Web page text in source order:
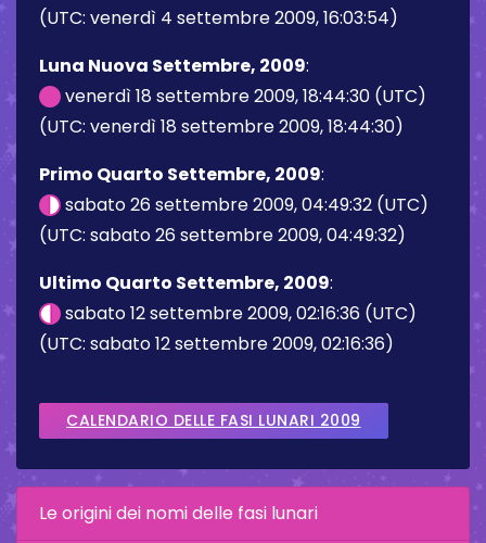
(UTC: venerdì 4 settembre 2009, 16:03:54)
Luna Nuova Settembre, 2009:
venerdì 18 settembre 2009, 18:44:30 (UTC)
(UTC: venerdì 18 settembre 2009, 18:44:30)
Primo Quarto Settembre, 2009:
sabato 26 settembre 2009, 04:49:32 (UTC)
(UTC: sabato 26 settembre 2009, 04:49:32)
Ultimo Quarto Settembre, 2009:
sabato 12 settembre 2009, 02:16:36 (UTC)
(UTC: sabato 12 settembre 2009, 02:16:36)
CALENDARIO DELLE FASI LUNARI 2009
Le origini dei nomi delle fasi lunari